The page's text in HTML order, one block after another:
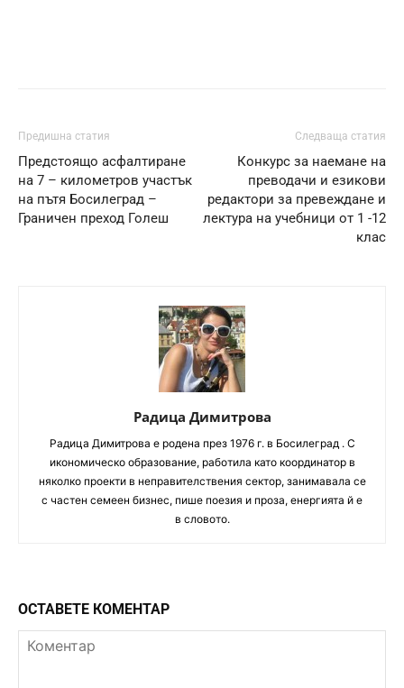
Предишна статия
Предстоящо асфалтиране
на 7 – километров участък
на пътя Босилеград –
Граничен преход Голеш
Следваща статия
Конкурс за наемане на
преводачи и езикови
редактори за превеждане и
лектура на учебници от 1 -12
клас
Радица Димитрова
Радица Димитрова e родена през 1976 г. в Босилеград . С
икономическо образование, работила като координатор в
няколко проекти в неправителствения сектор, занимавала се
с частен семеен бизнес, пише поезия и проза, енергията й е
в словото.
ОСТАВЕТЕ КОМЕНТАР